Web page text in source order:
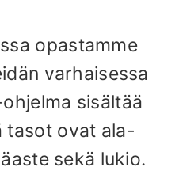
opastamme
varhaisessa
sisältää
tasot ovat ala-
sekä lukio.